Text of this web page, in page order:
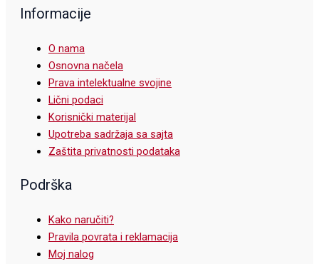
Informacije
O nama
Osnovna načela
Prava intelektualne svojine
Lični podaci
Korisnički materijal
Upotreba sadržaja sa sajta
Zaštita privatnosti podataka
Podrška
Kako naručiti?
Pravila povrata i reklamacija
Moj nalog